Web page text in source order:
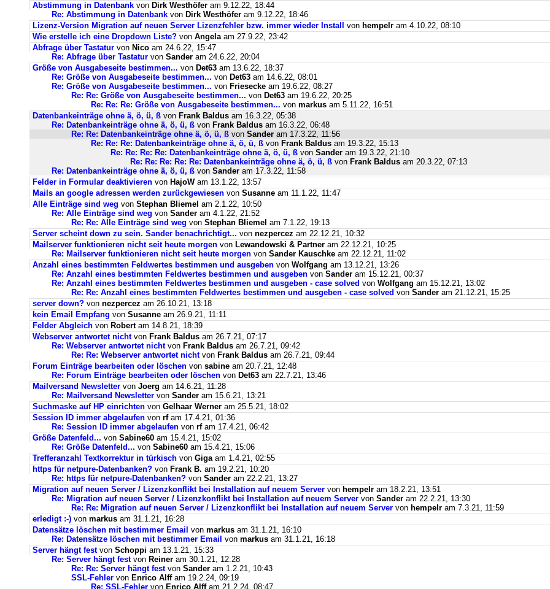
Abstimmung in Datenbank von Dirk Westhöfer am 9.12.22, 18:44
Re: Abstimmung in Datenbank von Dirk Westhöfer am 9.12.22, 18:46
Lizenz-Version Migration auf neuen Server Lizenzfehler bzw. immer wieder Install
von hempelr am 4.10.22, 08:10
Wie erstelle ich eine Dropdown Liste? von Angela am 27.9.22, 23:42
Abfrage über Tastatur von Nico am 24.6.22, 15:47
Re: Abfrage über Tastatur von Sander am 24.6.22, 20:04
Größe von Ausgabeseite bestimmen... von Det63 am 13.6.22, 18:37
Re: Größe von Ausgabeseite bestimmen... von Det63 am 14.6.22, 08:01
Re: Größe von Ausgabeseite bestimmen... von Friesecke am 19.6.22, 08:27
Re: Re: Größe von Ausgabeseite bestimmen... von Det63 am 19.6.22, 20:25
Re: Re: Re: Größe von Ausgabeseite bestimmen... von markus am 5.11.22, 16:51
Datenbankeinträge ohne ä, ö, ü, ß von Frank Baldus am 16.3.22, 05:38
Re: Datenbankeinträge ohne ä, ö, ü, ß von Frank Baldus am 16.3.22, 06:48
Re: Re: Datenbankeinträge ohne ä, ö, ü, ß von Sander am 17.3.22, 11:56
Re: Re: Re: Datenbankeinträge ohne ä, ö, ü, ß von Frank Baldus am 19.3.22, 15:13
Re: Re: Re: Re: Datenbankeinträge ohne ä, ö, ü, ß von Sander am 19.3.22, 21:10
Re: Re: Re: Re: Re: Datenbankeinträge ohne ä, ö, ü, ß von Frank Baldus am 20.3.22, 07:13
Re: Datenbankeinträge ohne ä, ö, ü, ß von Sander am 17.3.22, 11:58
Felder in Formular deaktivieren von HajoWam 13.1.22, 13:57
Mails an google adressen werden zurückgewiesen von Susanne am 11.1.22, 11:47
Alle Einträge sind weg von Stephan Bliemel am 2.1.22, 10:50
Re: Alle Einträge sind weg von Sander am 4.1.22, 21:52
Re: Re: Alle Einträge sind weg von Stephan Bliemel am 7.1.22, 19:13
Server scheint down zu sein. Sander benachrichtigt... von nezpercez am 22.12.21, 10:32
Mailserver funktionieren nicht seit heute morgen von Lewandowski & Partner am 22.12.21, 10:25
Re: Mailserver funktionieren nicht seit heute morgen von Sander Kauschke am 22.12.21, 11:02
Anzahl eines bestimmten Feldwertes bestimmen und ausgeben von Wolfgang am 13.12.21, 13:26
Re: Anzahl eines bestimmten Feldwertes bestimmen und ausgeben von Sander am 15.12.21, 00:37
Re: Anzahl eines bestimmten Feldwertes bestimmen und ausgeben - case solved von Wolfgang am 15.12.21, 13:02
Re: Re: Anzahl eines bestimmten Feldwertes bestimmen und ausgeben - case solved von Sander am 21.12.21, 15:25
server down? von nezpercez am 26.10.21, 13:18
kein Email Empfang von Susanne am 26.9.21, 11:11
Felder Abgleich von Robertam 14.8.21, 18:39
Webserver antwortet nichtvon Frank Baldus am 26.7.21, 07:17
Re: Webserver antwortet nichtvon Frank Baldus am 26.7.21, 09:42
Re: Re: Webserver antwortet nichtvon Frank Baldus am 26.7.21, 09:44
Forum Einträge bearbeiten oder löschen von sabine am 20.7.21, 12:48
Re: Forum Einträge bearbeiten oder löschen von Det63 am 22.7.21, 13:46
Mailversand Newsletter von Joerg am 14.6.21, 11:28
Re: Mailversand Newsletter von Sander am 15.6.21, 13:21
Suchmaske auf HP einrichten von Gelhaar Werner am 25.5.21, 18:02
Session ID immer abgelaufen von rfam 17.4.21, 01:36
Re: Session ID immer abgelaufen von rfam 17.4.21, 06:42
Größe Datenfeld... von Sabine60 am 15.4.21, 15:02
Re: Größe Datenfeld... von Sabine60 am 15.4.21, 15:06
Trefferanzahl Textkorrektur in türkisch von Gigaam 1.4.21, 02:55
https für netpure-Datenbanken? von Frank B. am 19.2.21, 10:20
Re: https für netpure-Datenbanken? von Sander am 22.2.21, 13:27
Migration auf neuen Server / Lizenzkonflikt bei Installation auf neuem Server von hempelr am 18.2.21, 13:51
Re: Migration auf neuen Server / Lizenzkonflikt bei Installation auf neuem Server von Sander am 22.2.21, 13:30
Re: Re: Migration auf neuen Server / Lizenzkonflikt bei Installation auf neuem Server von hempelr am 7.3.21, 11:59
erledigt :-) von markus am 31.1.21, 16:28
Datensätze löschen mit bestimmer Email von markus am 31.1.21, 16:10
Re: Datensätze löschen mit bestimmer Email von markus am 31.1.21, 16:18
Server hängt festvon Schoppi am 13.1.21, 15:33
Re: Server hängt festvon Reiner am 30.1.21, 12:28
Re: Re: Server hängt festvon Sander am 1.2.21, 10:43
SSL-Fehler von Enrico Alffam 19.2.24, 09:19
Re: SSL-Fehler von Enrico Alffam 21.2.24, 08:47